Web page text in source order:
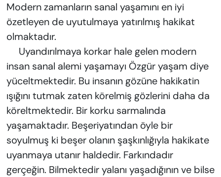
Modern zamanların sanal yaşamını en iyi
özetleyen de uyutulmaya yatırılmış hakikat
olmaktadır.
Uyandırılmaya korkar hale gelen modern
insan sanal alemi yaşamayı Özgür yaşam diye
yüceltmektedir. Bu insanın gözüne hakikatin
ışığını tutmak zaten körelmiş gözlerini daha da
köreltmektedir. Bir korku sarmalında
yaşamaktadır. Beşeriyatından öyle bir
soyulmuş ki beşer olanın şaşkınlığıyla hakikate
uyanmaya utanır haldedir. Farkındadır
gerçeğin. Bilmektedir yalanı yaşadığının ve bilse